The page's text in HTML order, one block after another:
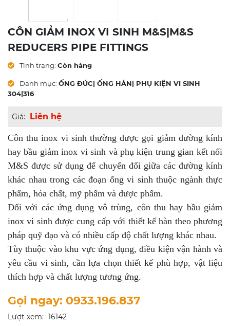
CÔN GIẢM INOX VI SINH M&S|M&S
REDUCERS PIPE FITTINGS
Tình trạng: Còn hàng
Danh mục: ỐNG ĐÚC| ỐNG HÀN| PHỤ KIỆN VI SINH
304|316
Giá: Liên hệ
Côn thu inox vi sinh thường được gọi giảm đường kính
hay bầu giảm inox vi sinh và phụ kiện trung gian kết nối
M&S được sử dụng để chuyển đổi giữa các đường kính
khác nhau trong các đoạn ống vi sinh thuộc ngành thực
phẩm, hóa chất, mỹ phẩm và dược phẩm.
Đối với các ứng dụng vô trùng, côn thu hay bầu giảm
inox vi sinh được cung cấp với thiết kế hàn theo phương
pháp quỹ đạo và có nhiều cấp độ chất lượng khác nhau.
Tùy thuộc vào khu vực ứng dụng, điều kiện vận hành và
yêu cầu vi sinh, cần lựa chọn thiết kế phù hợp, vật liệu
thích hợp và chất lượng tương ứng.
Gọi ngay: 0933.196.837
Lượt xem: 16142